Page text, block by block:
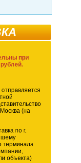
при
рублей.
Москва (на
по г.
терминала
объекта)